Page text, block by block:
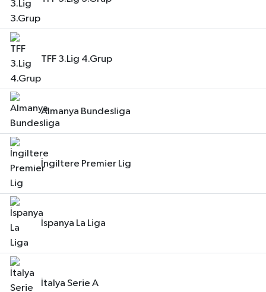
TFF 3.Lig 4.Grup
Almanya Bundesliga
İngiltere Premier Lig
İspanya La Liga
İtalya Serie A